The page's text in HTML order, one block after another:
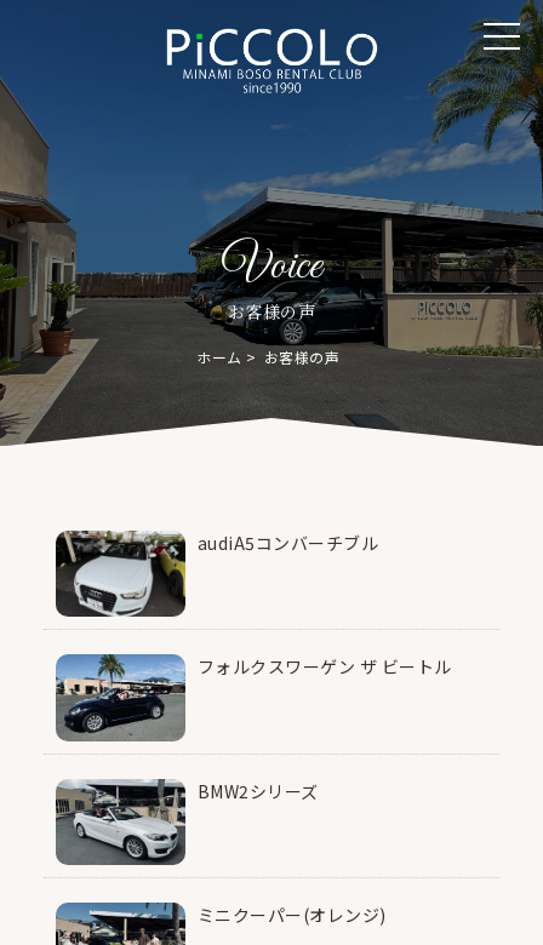
お客様の声
Voice
ホーム お客様の声
audiA5コンバーチブル
フォルクスワーゲン ザ ビートル
BMW2シリーズ
ミニクーパー(オレンジ)